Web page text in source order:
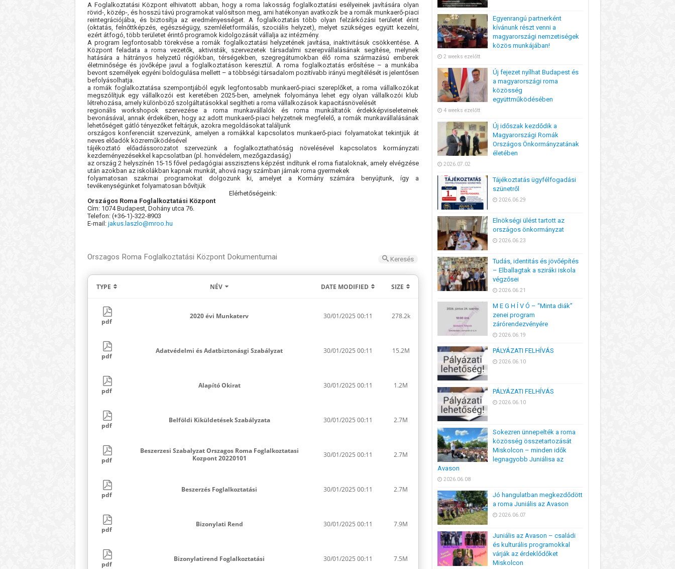
A Foglalkoztatási Központ elhivatott abban, hogy a roma lakosság foglalkoztatási esélyeinek javítására olyan
rövid-, közép-, és hosszú távú programokat valósítson meg, ami hatékonyan avatkozik be a romák munkaerő-piaci
reintegrációjába, és biztosítja az eredményességet. A foglalkoztatás több olyan felzárkózási területet érint
(oktatás, felnőttképzés, egészségügy, szemléletformálás, szociális helyzet), melyet szükséges együtt kezelni,
ezért átfogó, több területet érintő programok kidolgozását vállalja az intézmény.
A program legfontosabb törekvése a romák foglalkoztatási helyzetének javítása, inaktivitásuk csökkentése. A
Központ feladata a roma vezetők, aktivisták, szervezetek társadalmi szerepvállalásának segítése, melynek
hatására a hátrányos helyzetű régiókban, térségekben, szegregátumokban élő roma származású emberek
életminősége és jövőképe javul a foglalkoztatáson keresztül. A roma foglalkoztatás erősítése – a munkába
bevont személyek egyéni boldogulása mellett – a többségi társadalom pozitívabb irányú megítélését is jelentősen
befolyásolhatja.
a romák foglalkoztatása szempontjából egyik legfontosabb munkaerő-piaci szereplőket, a roma vállalkozókat
megszólítjuk egy vállalkozói est keretében 2025-ben, amelynek folyománya lehet egy olyan vállalkozói klub
létrehozása, amely különböző szolgáltatásokkal segítheti a roma vállalkozások kapacitásnövelését
regionális workshopok szervezése a roma munkavállalók és roma munkáltatók érdekképviseleteinek
bevonásával, annak érdekében, hogy az adott munkaerő-piaci helyzetnek megfelelő, a romák munkavállalásának
lehetőségeit gátló tényezőket feltárjuk, azokra megoldásokat találjunk
országos konferenciát szervezünk, amelyen a romákkal kapcsolatos munkaerő-piaci folyamatokat tekintjük át
neves előadók közreműködésével
tájékoztató előadássorozatot szervezünk a foglalkoztathatóság növelésével kapcsolatos kormányzati
kezdeményezésekkel kapcsolatban (pl. honvédelem, mezőgazdaság)
az ország 2 helyszínén 15-15 fővel pedagógiai asszisztens képzést indítunk el roma fiataloknak, amely elvégzése
után azokban az iskolákban kapnak munkát, ahová nagy számban járnak roma gyermekek
folyamatosan szakmai programokat dolgozunk ki, amelyet a Kormány számára benyújtunk, így a
tevékenységünket folyamatosan bővítjük
Elérhetőségeink:
Országos Roma Foglalkoztatási Központ
Cím: 1074 Budapest, Dohány utca 76.
Telefon: (+36-1)-322-8903
E-mail: jakus.laszlo@mroo.hu
Orszagos Roma Foglalkoztatási Központ Dokumentumai Keresés
TYPE NÉV DATE MODIFIED SIZE
pdf
2020 évi Munkaterv 30/01/2025 00:11 278.2k
pdf
Adatvédelmi és Adatbiztonásgi Szabályzat 30/01/2025 00:11 15.2M
pdf
Alapító Okirat 30/01/2025 00:11 1.2M
pdf
Belföldi Kiküldetések Szabályzata 30/01/2025 00:11 2.7M
pdf
Beszerzesi Szabalyzat Orszagos Roma Foglalkoztatasi
Kozpont 20220101
30/01/2025 00:11 2.7M
pdf
Beszerzés Foglalkoztatási 30/01/2025 00:11 2.7M
pdf
Bizonylati Rend 30/01/2025 00:11 7.9M
pdf
Bizonylatirend Foglalkoztatási 30/01/2025 00:11 7.5M
Egyenrangú partnerként
kívánunk részt venni a
magyarországi nemzetiségek
közös munkájában!
2 weeks ezelőtt
Új fejezet nyílhat Budapest és
a magyarországi roma
közösség
együttműködésében
4 weeks ezelőtt
Új időszak kezdődik a
Magyarországi Romák
Országos Önkormányzatának
életében
2026.07.02
Tájékoztatás ügyfélfogadási
szünetről
2026.06.29
Elnökségi ülést tartott az
országos önkormányzat
2026.06.23
Tudás, identitás és jövőépítés
– Elballagtak a sziráki iskola
végzősei
2026.06.21
M E G H Í V Ó – “Minta diák”
zenei program
zárórendezvényére
2026.06.19
PÁLYÁZATI FELHÍVÁS
2026.06.10
PÁLYÁZATI FELHÍVÁS
2026.06.10
Sokezren ünnepelték a roma
közösség összetartozását
Miskolcon – minden idők
legnagyobb Juniálisa az
Avason
2026.06.08
Jó hangulatban megkezdődött
a roma Juniális az Avason
2026.06.07
Juniális az Avason – családi
és kulturális programokkal
várják az érdeklődőket
Miskolcon